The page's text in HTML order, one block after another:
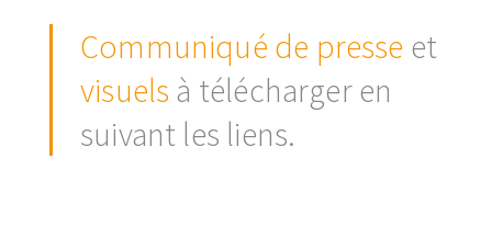
Communiqué de presse et
visuels à télécharger en
suivant les liens.